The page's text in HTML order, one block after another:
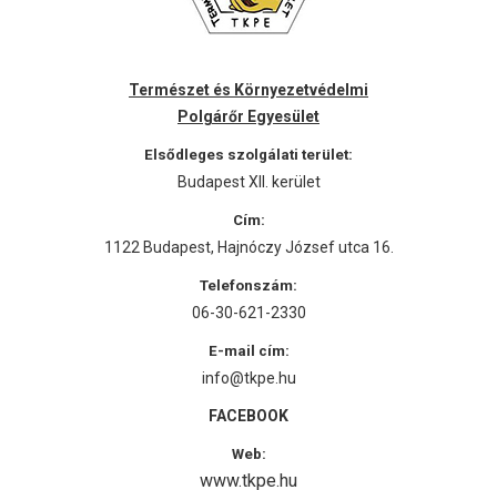
Természet és Környezetvédelmi
Polgárőr Egyesület
Elsődleges szolgálati terület:
Budapest XII. kerület
Cím:
1122 Budapest, Hajnóczy József utca 16.
Telefonszám:
06-30-621-2330
E-mail cím:
info@tkpe.hu
FACEBOOK
Web:
www.tkpe.hu